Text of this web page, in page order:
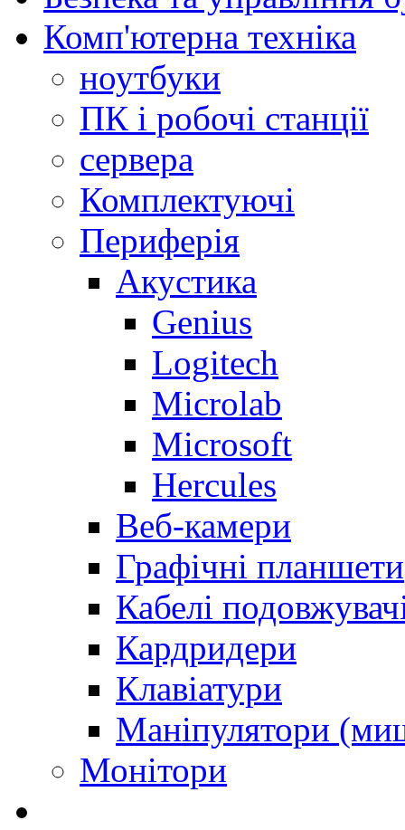
Комп'ютерна техніка
ноутбуки
ПК і робочі станції
сервера
Комплектуючі
Периферія
Акустика
Genius
Logitech
Microlab
Microsoft
Hercules
Веб-камери
Графічні планшети
Кабелі
Кардридери
Клавіатури
Маніпулятори
Монітори